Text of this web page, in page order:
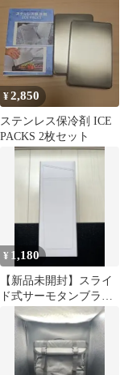
ォーク付き
¥2,850
ステンレス保冷剤 ICE
PACKS 2枚セット
¥ 1,180
【新品未開封】スライ
ド式サーモタンブラー
保温・保冷対応